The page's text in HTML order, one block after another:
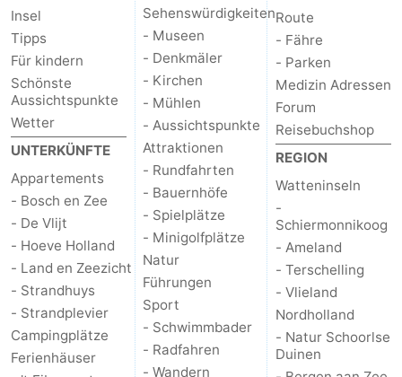
Insel
Tipps
Für kindern
Schönste
Aussichtspunkte
Wetter
UNTERKÜNFTE
Appartements
- Bosch en Zee
- De Vlijt
- Hoeve Holland
- Land en Zeezicht
- Strandhuys
- Strandplevier
Campingplätze
Ferienhäuser
Sehenswürdigkeiten
- Museen
- Denkmäler
- Kirchen
- Mühlen
- Aussichtspunkte
Attraktionen
- Rundfahrten
- Bauernhöfe
- Spielplätze
- Minigolfplätze
Natur
Führungen
Sport
- Schwimmbader
- Radfahren
- Wandern
Route
- Fähre
- Parken
Medizin Adressen
Forum
Reisebuchshop
REGION
Watteninseln
-
Schiermonnikoog
- Ameland
- Terschelling
- Vlieland
Nordholland
- Natur Schoorlse
Duinen